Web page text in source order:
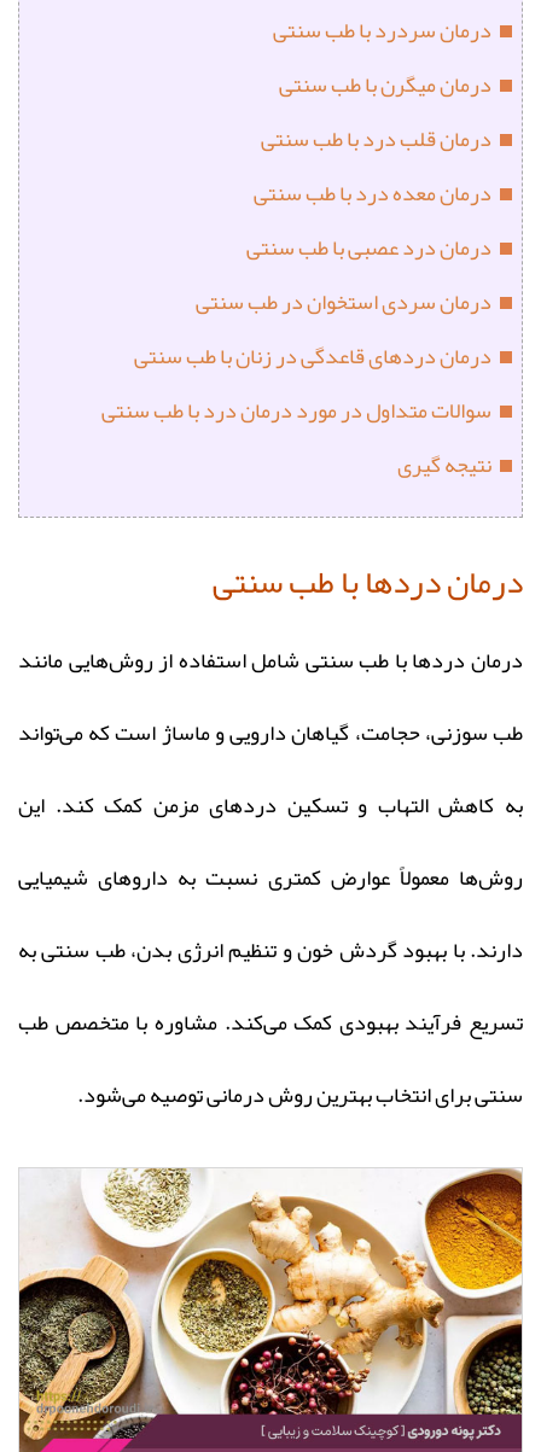
درمان سردرد با طب سنتی
درمان میگرن با طب سنتی
درمان قلب درد با طب سنتی
درمان معده درد با طب سنتی
درمان درد عصبی با طب سنتی
درمان سردی استخوان در طب سنتی
درمان دردهای قاعدگی در زنان با طب سنتی
سوالات متداول در مورد درمان درد با طب سنتی
نتیجه‌ گیری
درمان دردها با طب سنتی
درمان دردها با طب سنتی شامل استفاده از روش‌هایی مانند
طب سوزنی، حجامت، گیاهان دارویی و ماساژ است که می‌تواند
به کاهش التهاب و تسکین دردهای مزمن کمک کند. این
روش‌ها معمولاً عوارض کمتری نسبت به داروهای شیمیایی
دارند. با بهبود گردش خون و تنظیم انرژی بدن، طب سنتی به
تسریع فرآیند بهبودی کمک می‌کند. مشاوره با متخصص طب
سنتی برای انتخاب بهترین روش درمانی توصیه می‌شود.